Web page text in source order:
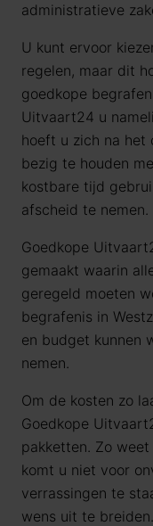
administratieve
U kunt ervoor
regelen, maar dit
goedkope
Uitvaart24 u
hoeft u zich na het
bezig te houden
kostbare tijd
afscheid te nemen.
Goedkope
gemaakt waarin
geregeld moeten
begrafenis in
en budget kunnen
nemen.
Om de kosten zo
Goedkope
pakketten. Zo
komt u niet voor
verrassingen te
wens uit te breiden.